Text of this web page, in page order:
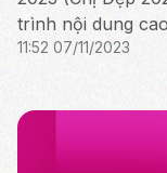
trình nội dung
dung giải trí mà
11:52 07/11/2023